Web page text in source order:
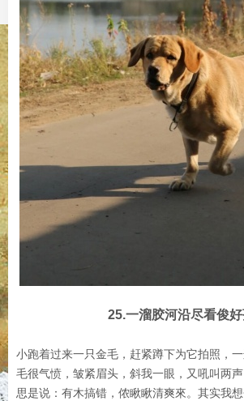
25.一溜胶河沿尽看俊
小跑着过来一只金毛，赶紧蹲下为它拍照，
毛很气愤，皱紧眉头，斜我一眼，又吼叫两
思是说：有木搞错，侬瞅瞅清爽來。其实我